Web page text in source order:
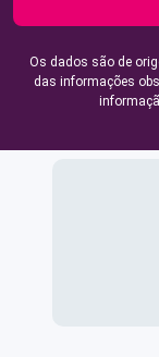
Os dados são de
das informações